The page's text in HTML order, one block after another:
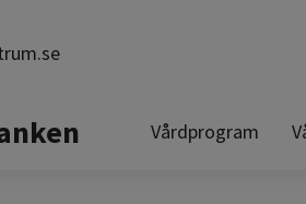
Vårdprogram